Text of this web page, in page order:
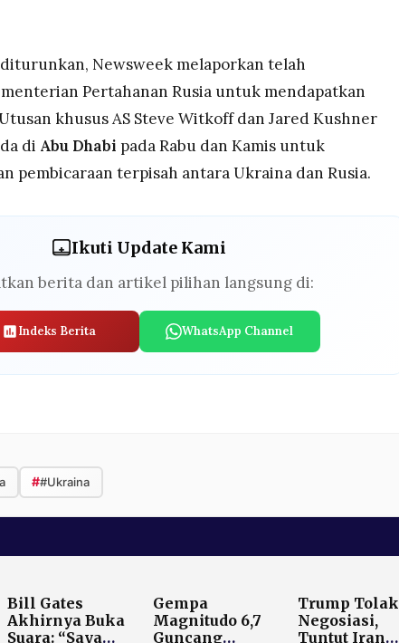
Newsweek melaporkan telah
Pertahanan Rusia untuk mendapatkan
khusus AS Steve Witkoff dan Jared Kushner
di Abu Dhabi pada Rabu dan Kamis untuk
pembicaraan terpisah antara Ukraina dan Rusia.
Ikuti Update Kami
berita dan artikel pilihan langsung di:
Indeks Berita WhatsApp Channel
##Ukraina
Bill Gates
Akhirnya Buka
Suara: “Saya
Gempa
Magnitudo 6,7
Guncang
Trump Tolak
Negosiasi,
Tuntut Iran